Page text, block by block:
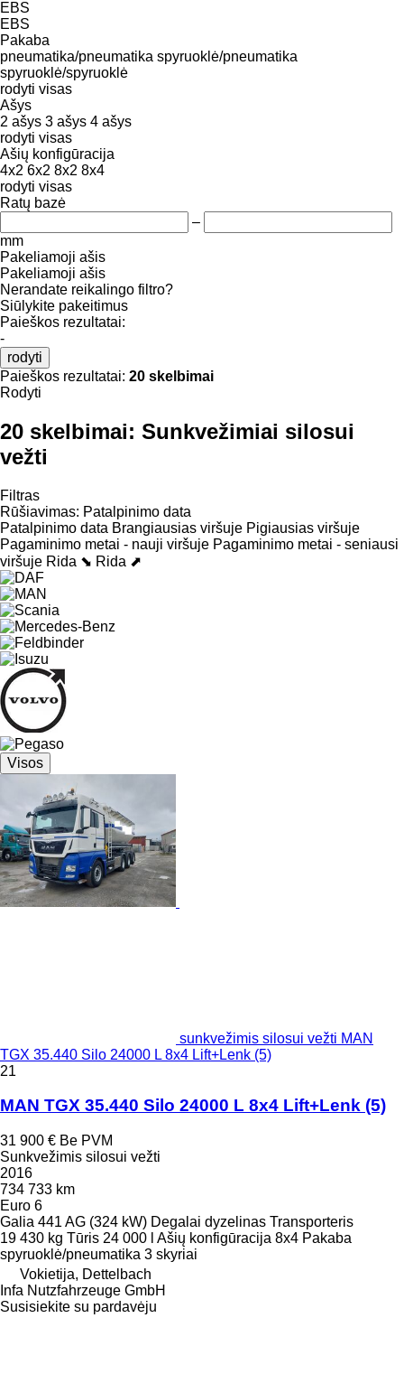
EBS
EBS
Pakaba
pneumatika/pneumatika spyruoklė/pneumatika
spyruoklė/spyruoklė
rodyti visas
Ašys
2 ašys 3 ašys 4 ašys
rodyti visas
Ašių konfigūracija
4x2 6x2 8x2 8x4
rodyti visas
Ratų bazė
–
mm
Pakeliamoji ašis
Pakeliamoji ašis
Nerandate reikalingo filtro?
Siūlykite pakeitimus
Paieškos rezultatai:
-
rodyti
Paieškos rezultatai: 20 skelbimai
Rodyti
20 skelbimai: Sunkvežimiai silosui
vežti
Filtras
Rūšiavimas: Patalpinimo data
Patalpinimo data Brangiausias viršuje Pigiausias viršuje
Pagaminimo metai - nauji viršuje Pagaminimo metai - seniausi
viršuje Rida ⬊ Rida ⬈
Visos
sunkvežimis silosui vežti MAN
TGX 35.440 Silo 24000 L 8x4 Lift+Lenk (5)
21
MAN TGX 35.440 Silo 24000 L 8x4 Lift+Lenk (5)
31 900 € Be PVM
Sunkvežimis silosui vežti
2016
734 733 km
Euro 6
Galia 441 AG (324 kW) Degalai dyzelinas Transporteris
19 430 kg Tūris 24 000 l Ašių konfigūracija 8x4 Pakaba
spyruoklė/pneumatika 3 skyriai
Vokietija, Dettelbach
Infa Nutzfahrzeuge GmbH
Susisiekite su pardavėju